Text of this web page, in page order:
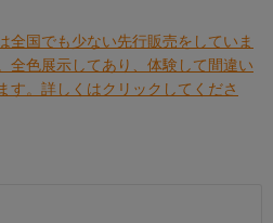
全国でも少ない先行販売をしていま
全色展示してあり、体験して間違い
す。詳しくはクリックしてくださ